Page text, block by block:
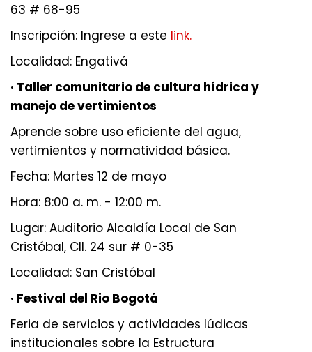
63 # 68-95
Inscripción: Ingrese a este link.
Localidad: Engativá
· Taller comunitario de cultura hídrica y
manejo de vertimientos
Aprende sobre uso eficiente del agua,
vertimientos y normatividad básica.
Fecha: Martes 12 de mayo
Hora: 8:00 a. m. - 12:00 m.
Lugar: Auditorio Alcaldía Local de San
Cristóbal, Cll. 24 sur # 0-35
Localidad: San Cristóbal
· Festival del Rio Bogotá
Feria de servicios y actividades lúdicas
institucionales sobre la Estructura